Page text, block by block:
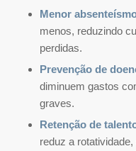
Menor
menos, reduzindo
perdidas.
Prevenção de
diminuem gastos
graves.
Retenção de
reduz a